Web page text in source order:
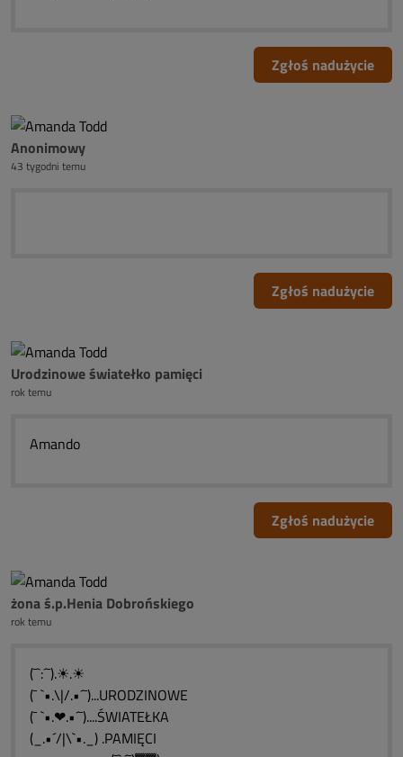
Zgłoś nadużycie
Anonimowy
43 tygodni temu
Zgłoś nadużycie
Urodzinowe światełko pamięci
rok temu
Amando
Zgłoś nadużycie
żona ś.p.Henia Dobrońskiego
rok temu
(¯`:´¯).☀.☀
(¯ `•.\|/.•´¯)...URODZINOWE
(¯ `•.❤.•´¯)....ŚWIATEŁKA
(_.•´/|\`•._) .PAMIĘCI